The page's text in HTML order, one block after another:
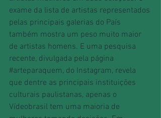
exame da lista de artistas representados
pelas principais galerias do País
também mostra um peso muito maior
de artistas homens. E uma pesquisa
recente, divulgada pela página
#arteparaquem, do Instagram, revela
que dentre as principais instituições
culturais paulistanas, apenas o
Vídeobrasil tem uma maioria de